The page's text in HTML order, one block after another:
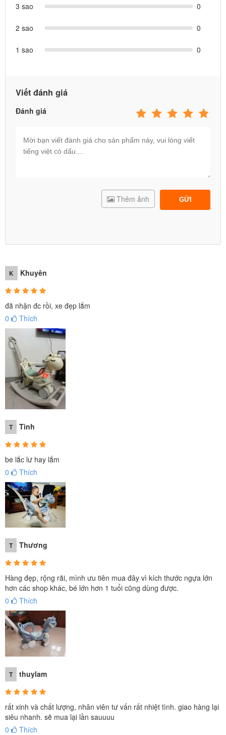
3 sao 0
2 sao 0
1 sao 0
Viết đánh giá
Đánh giá
GỬI
Thêm ảnh
K Khuyên
đã nhận đc rồi, xe đẹp lắm
0
Thích
T Tình
be lắc lư hay lắm
0
Thích
T Thương
Hàng đẹp, rộng rãi, mình ưu tiên mua đây vì kích thước ngựa lớn
hơn các shop khác, bé lớn hơn 1 tuổi cũng dùng được.
0
Thích
T thuylam
rất xinh và chất lượng, nhân viên tư vấn rất nhiệt tình. giao hàng lại
siêu nhanh. sẽ mua lại lần sauuuu
0
Thích